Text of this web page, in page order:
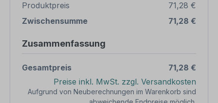
Produktpreis
71,28 €
Zwischensumme
71,28 €
Zusammenfassung
Gesamtpreis
71,28 €
Preise inkl. MwSt. zzgl. Versandkosten
Aufgrund von Neuberechnungen im Warenkorb sind